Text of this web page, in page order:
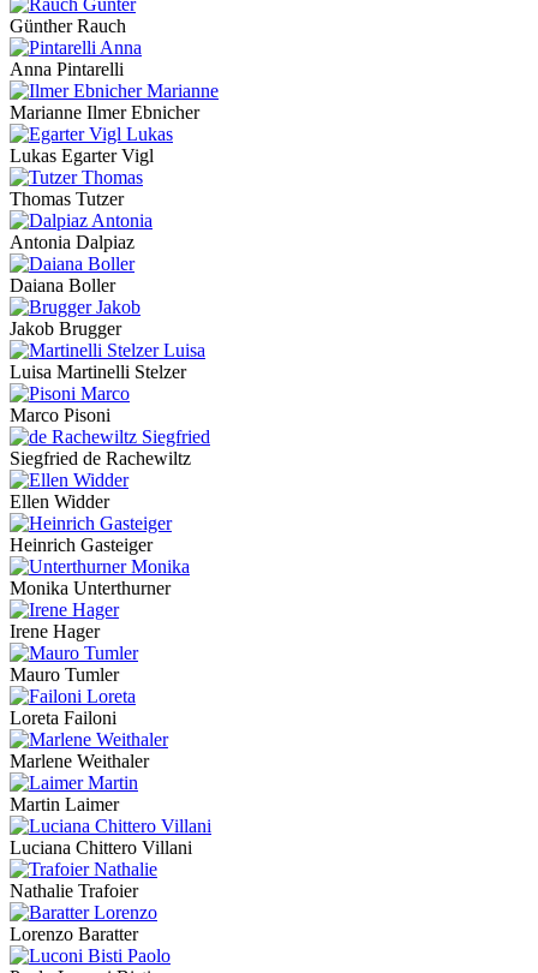
Günther Rauch
Anna Pintarelli
Marianne Ilmer Ebnicher
Lukas Egarter Vigl
Thomas Tutzer
Antonia Dalpiaz
Daiana Boller
Jakob Brugger
Luisa Martinelli Stelzer
Marco Pisoni
Siegfried de Rachewiltz
Ellen Widder
Heinrich Gasteiger
Monika Unterthurner
Irene Hager
Mauro Tumler
Loreta Failoni
Marlene Weithaler
Martin Laimer
Luciana Chittero Villani
Nathalie Trafoier
Lorenzo Baratter